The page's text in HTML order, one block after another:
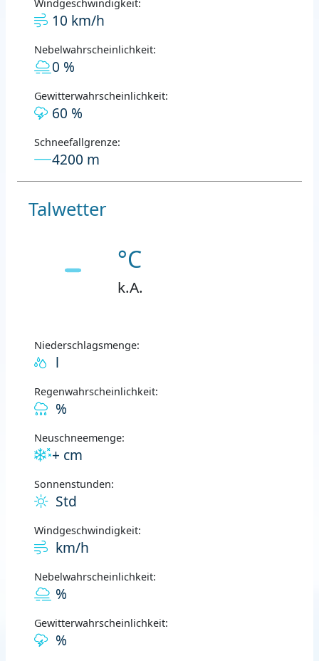
Windgeschwindigkeit:
10 km/h
Nebelwahrscheinlichkeit:
0 %
Gewitterwahrscheinlichkeit:
60 %
Schneefallgrenze:
4200 m
Talwetter
°C
k.A.
Niederschlagsmenge:
l
Regenwahrscheinlichkeit:
%
Neuschneemenge:
+ cm
Sonnenstunden:
Std
Windgeschwindigkeit:
km/h
Nebelwahrscheinlichkeit:
%
Gewitterwahrscheinlichkeit:
%